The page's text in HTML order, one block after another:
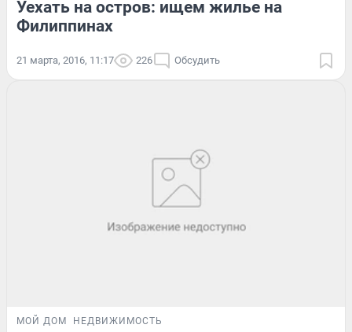
Уехать на остров: ищем жилье на
Филиппинах
21 марта, 2016, 11:17 226 Обсудить
МОЙ ДОМ НЕДВИЖИМОСТЬ